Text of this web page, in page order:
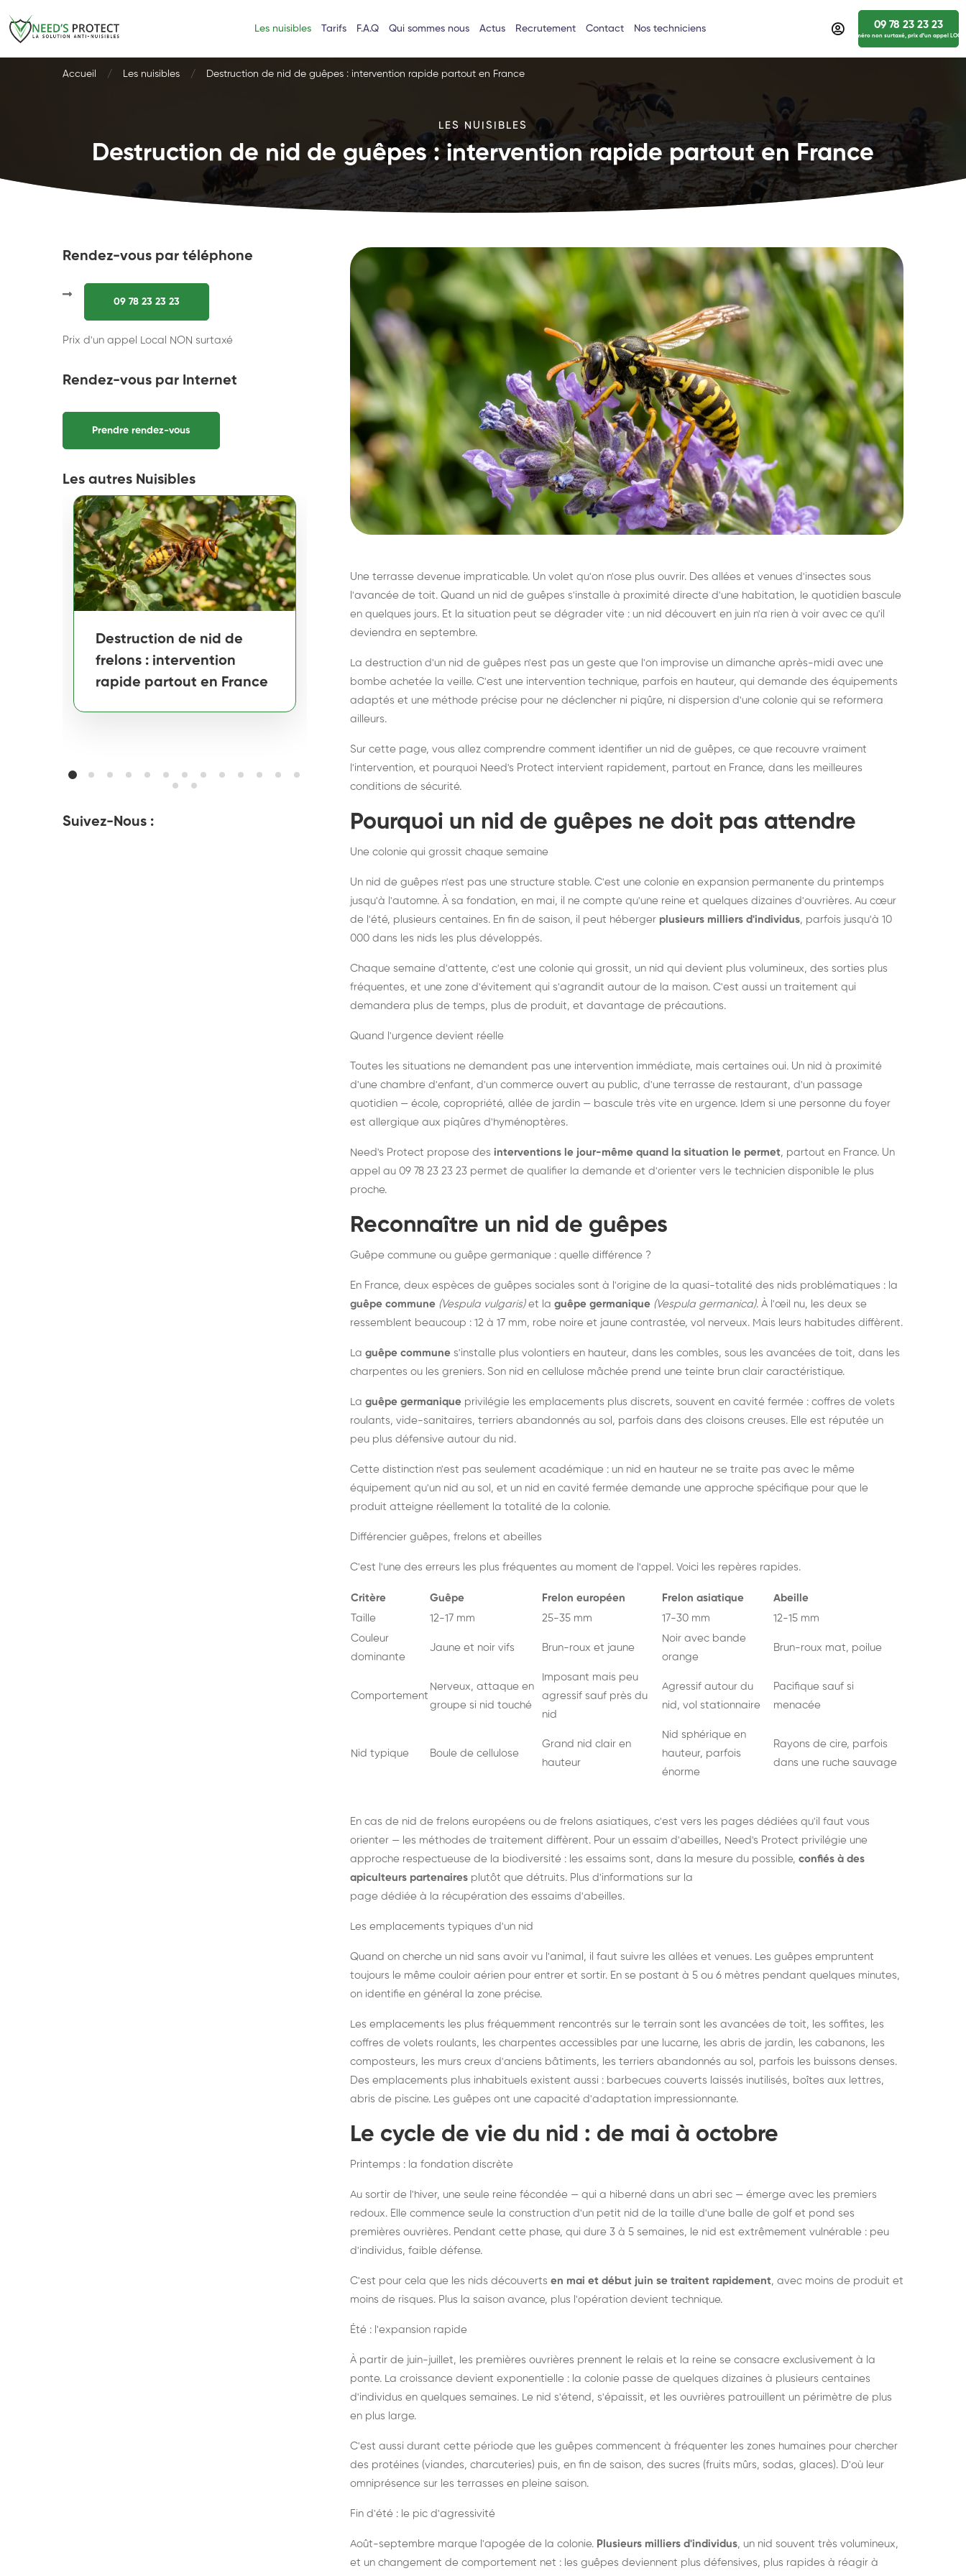
Les nuisibles Tarifs F.A.Q Qui sommes nous Actus Recrutement Contact Nos techniciens 09 78 23 23 23
numéro non surtaxé, prix d’un appel
Accueil Les nuisibles Destruction de nid de guêpes : intervention rapide partout en France
LES NUISIBLES
Destruction de nid de guêpes : intervention rapide partout en France
Rendez-vous par téléphone
09 78 23 23 23
Prix d'un appel Local NON surtaxé
Rendez-vous par Internet
Prendre rendez-vous
Les autres Nuisibles
Destruction de nid de
frelons : intervention
rapide partout en France
Destruction de nid de
frelons asiatiques :
intervention partout en
France
durablement rats et
souris, partout en France
partout
Suivez-Nous :
Une terrasse devenue impraticable. Un volet qu'on n'ose plus ouvrir. Des allées et venues d'insectes sous
l'avancée de toit. Quand un nid de guêpes s'installe à proximité directe d'une habitation, le quotidien bascule
en quelques jours. Et la situation peut se dégrader vite : un nid découvert en juin n'a rien à voir avec ce qu'il
deviendra en septembre.
La destruction d'un nid de guêpes n'est pas un geste que l'on improvise un dimanche après-midi avec une
bombe achetée la veille. C'est une intervention technique, parfois en hauteur, qui demande des équipements
adaptés et une méthode précise pour ne déclencher ni piqûre, ni dispersion d'une colonie qui se reformera
ailleurs.
Sur cette page, vous allez comprendre comment identifier un nid de guêpes, ce que recouvre vraiment
l'intervention, et pourquoi Need's Protect intervient rapidement, partout en France, dans les meilleures
conditions de sécurité.
Pourquoi un nid de guêpes ne doit pas attendre
Une colonie qui grossit chaque semaine
Un nid de guêpes n'est pas une structure stable. C'est une colonie en expansion permanente du printemps
jusqu'à l'automne. À sa fondation, en mai, il ne compte qu'une reine et quelques dizaines d'ouvrières. Au cœur
de l'été, plusieurs centaines. En fin de saison, il peut héberger plusieurs milliers d'individus, parfois jusqu'à 10
000 dans les nids les plus développés.
Chaque semaine d'attente, c'est une colonie qui grossit, un nid qui devient plus volumineux, des sorties plus
fréquentes, et une zone d'évitement qui s'agrandit autour de la maison. C'est aussi un traitement qui
demandera plus de temps, plus de produit, et davantage de précautions.
Quand l'urgence devient réelle
Toutes les situations ne demandent pas une intervention immédiate, mais certaines oui. Un nid à proximité
d'une chambre d'enfant, d'un commerce ouvert au public, d'une terrasse de restaurant, d'un passage
quotidien — école, copropriété, allée de jardin — bascule très vite en urgence. Idem si une personne du foyer
est allergique aux piqûres d'hyménoptères.
Need's Protect propose des interventions le jour-même quand la situation le permet, partout en France. Un
appel au 09 78 23 23 23 permet de qualifier la demande et d'orienter vers le technicien disponible le plus
proche.
Reconnaître un nid de guêpes
Guêpe commune ou guêpe germanique : quelle différence ?
En France, deux espèces de guêpes sociales sont à l'origine de la quasi-totalité des nids problématiques : la
guêpe commune (Vespula vulgaris)et la guêpe germanique (Vespula germanica). À l'œil nu, les deux se
ressemblent beaucoup : 12 à 17 mm, robe noire et jaune contrastée, vol nerveux. Mais leurs habitudes diffèrent.
La guêpe commune s'installe plus volontiers en hauteur, dans les combles, sous les avancées de toit, dans les
charpentes ou les greniers. Son nid en cellulose mâchée prend une teinte brun clair caractéristique.
La guêpe germanique privilégie les emplacements plus discrets, souvent en cavité fermée : coffres de volets
roulants, vide-sanitaires, terriers abandonnés au sol, parfois dans des cloisons creuses. Elle est réputée un
peu plus défensive autour du nid.
Cette distinction n'est pas seulement académique : un nid en hauteur ne se traite pas avec le même
équipement qu'un nid au sol, et un nid en cavité fermée demande une approche spécifique pour que le
produit atteigne réellement la totalité de la colonie.
Différencier guêpes, frelons et abeilles
C'est l'une des erreurs les plus fréquentes au moment de l'appel. Voici les repères rapides.
Critère Guêpe Frelon européen Frelon asiatique
Abeille
Taille
12-17 mm 25-35 mm 17-30 mm
12-15 mm
Couleur
dominante
Jaune et noir vifs Brun-roux et jaune
Noir avec bande
orange
Brun-roux mat, poilue
Comportement
Nerveux, attaque en
groupe si nid touché
Imposant mais peu
agressif sauf près du
nid
Agressif autour du
nid, vol stationnaire
Pacifique sauf si
menacée
Nid typique Boule de cellulose
Grand nid clair en
hauteur
Nid sphérique en
hauteur, parfois
énorme
Rayons de cire, parfois
dans une ruche sauvage
En cas de nid de frelons européens ou de frelons asiatiques, c'est vers les pages dédiées qu'il faut vous
orienter — les méthodes de traitement diffèrent. Pour un essaim d'abeilles, Need's Protect privilégie une
approche respectueuse de la biodiversité : les essaims sont, dans la mesure du possible, confiés à des
apiculteurs partenaires plutôt que détruits. Plus d'informations sur la
page dédiée à la récupération des essaims d'abeilles.
Les emplacements typiques d'un nid
Quand on cherche un nid sans avoir vu l'animal, il faut suivre les allées et venues. Les guêpes empruntent
toujours le même couloir aérien pour entrer et sortir. En se postant à 5 ou 6 mètres pendant quelques minutes,
on identifie en général la zone précise.
Les emplacements les plus fréquemment rencontrés sur le terrain sont les avancées de toit, les soffites, les
coffres de volets roulants, les charpentes accessibles par une lucarne, les abris de jardin, les cabanons, les
composteurs, les murs creux d'anciens bâtiments, les terriers abandonnés au sol, parfois les buissons denses.
Des emplacements plus inhabituels existent aussi : barbecues couverts laissés inutilisés, boîtes aux lettres,
abris de piscine. Les guêpes ont une capacité d'adaptation impressionnante.
Le cycle de vie du nid : de mai à octobre
Printemps : la fondation discrète
Au sortir de l'hiver, une seule reine fécondée — qui a hiberné dans un abri sec — émerge avec les premiers
redoux. Elle commence seule la construction d'un petit nid de la taille d'une balle de golf et pond ses
premières ouvrières. Pendant cette phase, qui dure 3 à 5 semaines, le nid est extrêmement vulnérable : peu
d'individus, faible défense.
C'est pour cela que les nids découverts en mai et début juin se traitent rapidement, avec moins de produit et
moins de risques. Plus la saison avance, plus l'opération devient technique.
Été : l'expansion rapide
À partir de juin-juillet, les premières ouvrières prennent le relais et la reine se consacre exclusivement à la
ponte. La croissance devient exponentielle : la colonie passe de quelques dizaines à plusieurs centaines
d'individus en quelques semaines. Le nid s'étend, s'épaissit, et les ouvrières patrouillent un périmètre de plus
en plus large.
C'est aussi durant cette période que les guêpes commencent à fréquenter les zones humaines pour chercher
des protéines (viandes, charcuteries) puis, en fin de saison, des sucres (fruits mûrs, sodas, glaces). D'où leur
omniprésence sur les terrasses en pleine saison.
Fin d'été : le pic d'agressivité
Août-septembre marque l'apogée de la colonie. Plusieurs milliers d'individus, un nid souvent très volumineux,
et un changement de comportement net : les guêpes deviennent plus défensives, plus rapides à réagir à